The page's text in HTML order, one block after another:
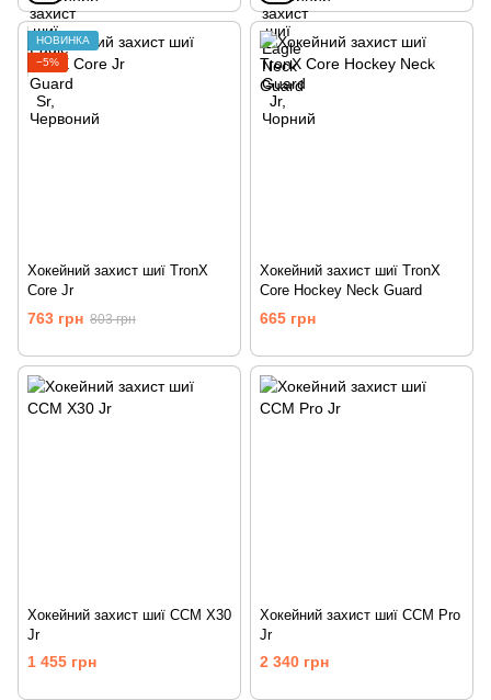
НОВИНКА
−5%
Хокейний захист шиї TronX
Core Jr
763 грн 803 грн
Хокейний захист шиї TronX
Core Hockey Neck Guard
665 грн
Хокейний захист шиї CCM X30
Jr
1 455 грн
Хокейний захист шиї CCM Pro
Jr
2 340 грн